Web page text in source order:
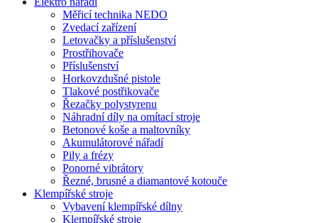
Měřicí technika NEDO
Zvedací zařízení
Letovačky a příslušenství
Prostřihovače
Příslušenství
Horkovzdušné pistole
Tlakové postřikovače
Řezačky polystyrenu
Náhradní díly na omítací stroje
Betonové koše a maltovníky
Akumulátorové nářadí
Pily a frézy
Ponorné vibrátory
Řezné, brusné a diamantové kotouče
Klempířské stroje
Vybavení klempířské dílny
Klempířské stroje